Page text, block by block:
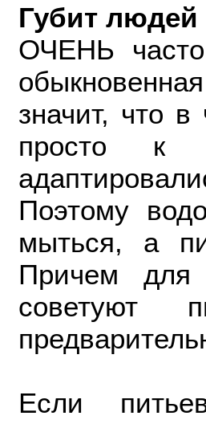
Губит людей
ОЧЕНЬ часто
значит, что
просто к
Поэтому
мыться, а
Причем для
советуют
Если